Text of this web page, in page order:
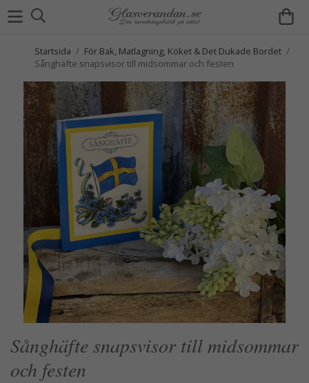
Startsida / För Bak, Matlagning, Köket & Det Dukade Bordet /
Sånghäfte snapsvisor till midsommar och festen
Sånghäfte snapsvisor till midsommar
och festen